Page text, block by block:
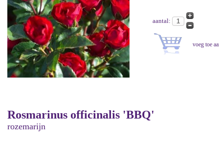
aantal:
Rosmarinus officinalis 'BBQ'
rozemarijn